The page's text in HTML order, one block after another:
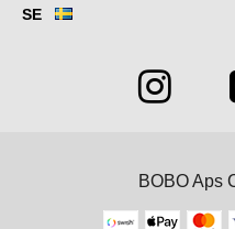
SE
BOBO Aps